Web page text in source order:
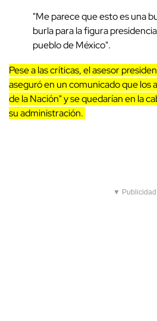
"Me parece que esto es una
burla para la figura
pueblo de México".
Pese a las críticas, el asesor
aseguró en un comunicado que los
de la Nación" y se quedarían en la
su administración.
▼ Publicidad